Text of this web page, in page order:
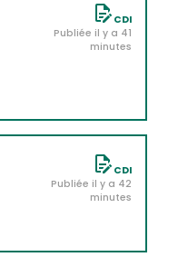
CDI
Publiée il y a 41
minutes
CDI
Publiée il y a 42
minutes